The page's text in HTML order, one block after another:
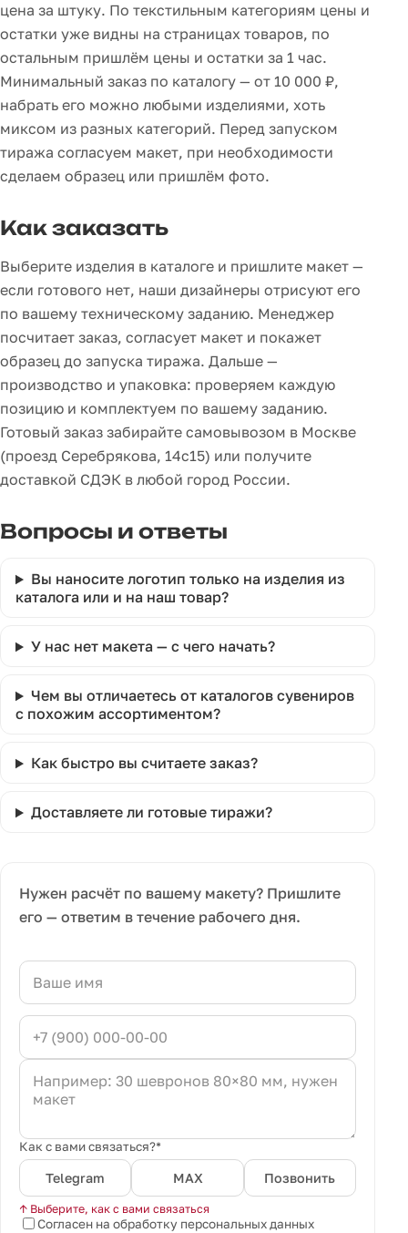
цена за штуку. По текстильным категориям цены и
остатки уже видны на страницах товаров, по
остальным пришлём цены и остатки за 1 час.
Минимальный заказ по каталогу — от 10 000 ₽,
набрать его можно любыми изделиями, хоть
миксом из разных категорий. Перед запуском
тиража согласуем макет, при необходимости
сделаем образец или пришлём фото.
Как заказать
Выберите изделия в каталоге и пришлите макет —
если готового нет, наши дизайнеры отрисуют его
по вашему техническому заданию. Менеджер
посчитает заказ, согласует макет и покажет
образец до запуска тиража. Дальше —
производство и упаковка: проверяем каждую
позицию и комплектуем по вашему заданию.
Готовый заказ забирайте самовывозом в Москве
(проезд Серебрякова, 14с15) или получите
доставкой СДЭК в любой город России.
Вопросы и ответы
Вы наносите логотип только на изделия из
каталога или и на наш товар?
У нас нет макета — с чего начать?
Чем вы отличаетесь от каталогов сувениров
с похожим ассортиментом?
Как быстро вы считаете заказ?
Доставляете ли готовые тиражи?
Нужен расчёт по вашему макету? Пришлите
его — ответим в течение рабочего дня.
Как с вами связаться?*
Telegram MAX Позвонить
↑ Выберите, как с вами связаться
Согласен на обработку персональных данных